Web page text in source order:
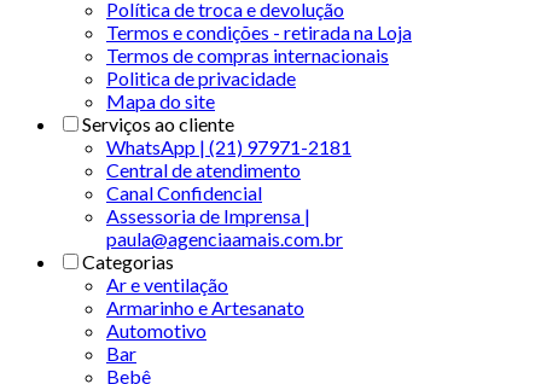
Política de troca e devolução
Termos e condições - retirada na Loja
Termos de compras internacionais
Politica de privacidade
Mapa do site
Serviços ao cliente
WhatsApp | (21) 97971-2181
Central de atendimento
Canal Confidencial
Assessoria de Imprensa |
paula@agenciaamais.com.br
Categorias
Ar e ventilação
Armarinho e Artesanato
Automotivo
Bar
Bebê